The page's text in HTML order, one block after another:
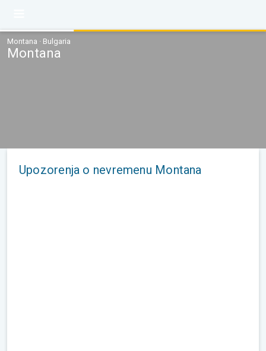
Montana · Bulgaria
Montana
Upozorenja o nevremenu Montana